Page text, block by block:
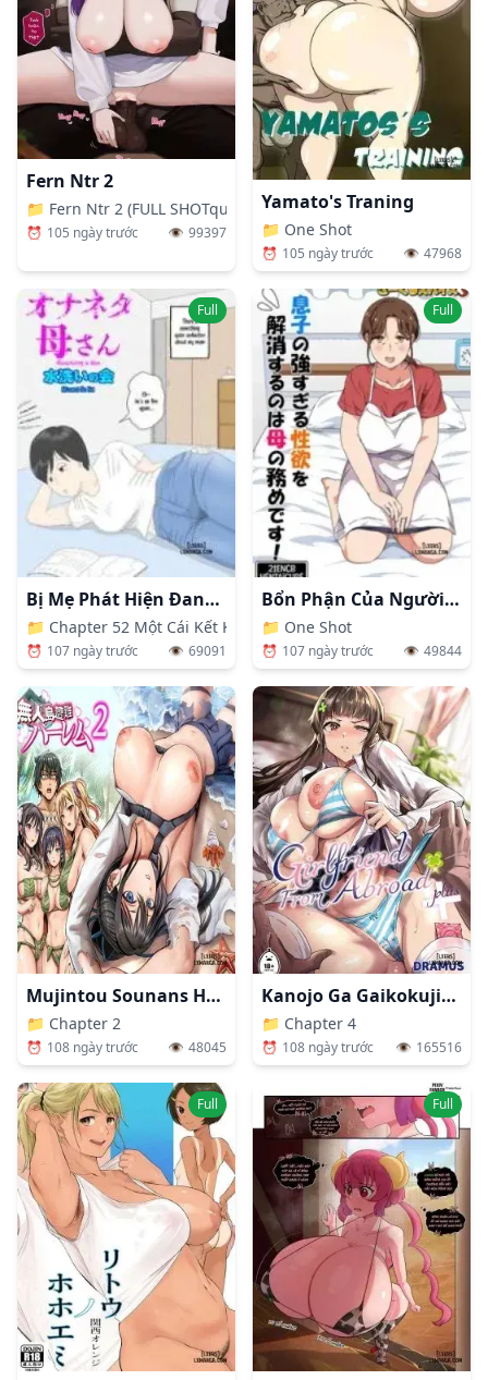
Fern Ntr 2
📁 Fern Ntr 2 (FULL SHOTquay Tay Cho Đã)
⏰ 105 ngày trước 👁️ 99397
Yamato's Traning
📁 One Shot
⏰ 105 ngày trước 👁️ 47968
Full
Bị Mẹ Phát Hiện Đang Rình Trộm Thủ Dâm [Onaneta Kaa-san; Masturbating To Mom]
📁 Chapter 52 Một Cái Kết Khác
⏰ 107 ngày trước 👁️ 69091
Full
Bổn Phận Của Người Mẹ Là Phải…
📁 One Shot
⏰ 107 ngày trước 👁️ 49844
Mujintou Sounans Harem
📁 Chapter 2
⏰ 108 ngày trước 👁️ 48045
Kanojo Ga Gaikokujin Ni Netorareru Manga Ouchi Fuck Hen [彼女が外国人に寝取られる漫画 おうちファック編]
📁 Chapter 4
⏰ 108 ngày trước 👁️ 165516
Full Full